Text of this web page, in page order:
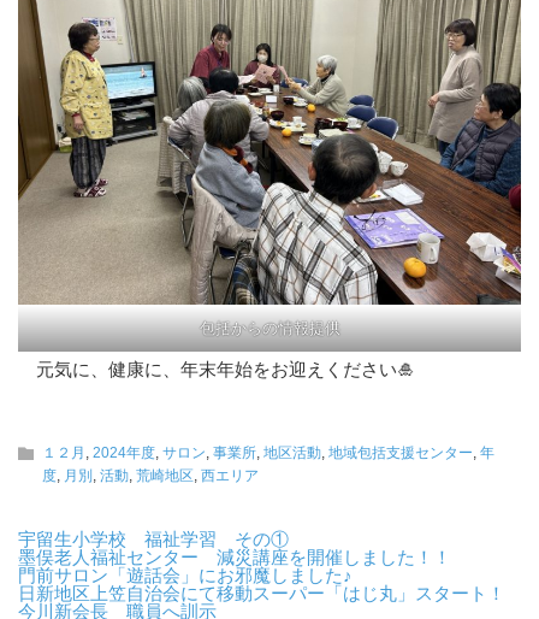
包括からの情報提供
元気に、健康に、年末年始をお迎えください🎍
１２月 , 2024年度, サロン, 事業所, 地区活動, 地域包括支援センター, 年
度, 月別 , 活動, 荒崎地区, 西エリア
宇留生小学校 福祉学習 その①
墨俣老人福祉センター 減災講座を開催しました！！
門前サロン「遊話会」にお邪魔しました♪
日新地区上笠自治会にて移動スーパー「はじ丸」スタート！
今川新会長 職員へ訓示